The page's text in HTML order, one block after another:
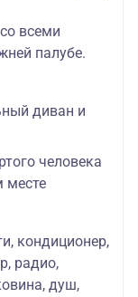
всеми
палубе.
диван и
человека
месте
кондиционер,
радио,
душ,